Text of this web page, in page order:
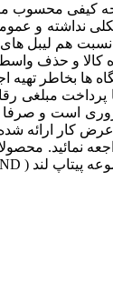
کیفی محسوب
نداشته و
هم لیبل
و حذف
ها بخاطر
مبلغی
است و صرفا
عرض کار ارائه
نمائید.